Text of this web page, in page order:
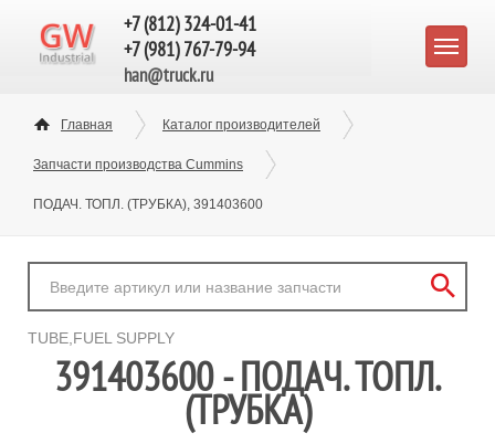
+7 (812) 324-01-41
+7 (981) 767-79-94
han@truck.ru
Главная Каталог производителей
Запчасти производства Cummins
ПОДАЧ. ТОПЛ. (ТРУБКА), 391403600
TUBE,FUEL SUPPLY
391403600 - ПОДАЧ. ТОПЛ.
(ТРУБКА)